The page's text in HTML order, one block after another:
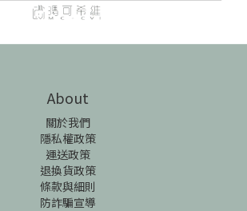
About
關於我們
隱私權政策
運送政策
退換貨政策
條款與細則
防詐騙宣導